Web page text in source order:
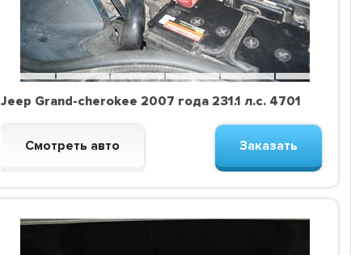
Jeep Grand-cherokee 2007 года 231.1 л.с. 4701
Смотреть авто Заказать